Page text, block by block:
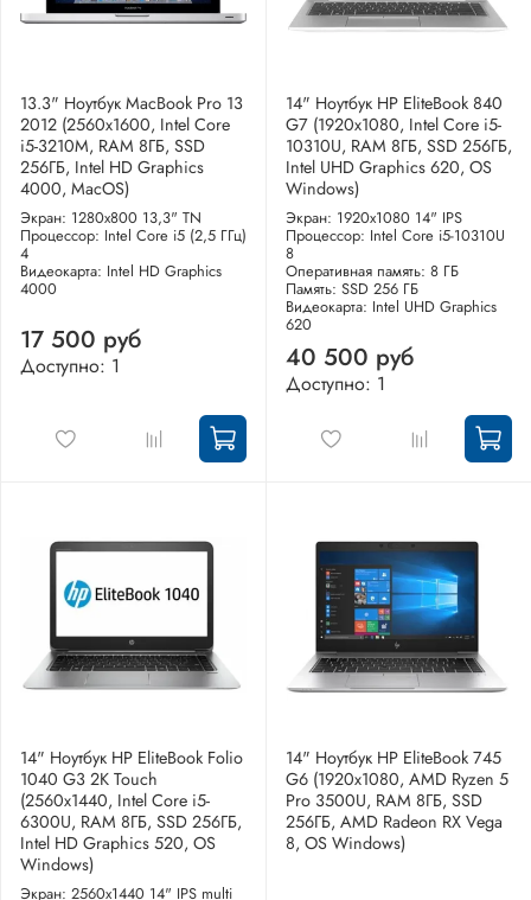
13.3" Ноутбук MacBook Pro 13
2012 (2560x1600, Intel Core
i5-3210M, RAM 8ГБ, SSD
256ГБ, Intel HD Graphics
4000, MacOS)
Экран: 1280x800 13,3" TN
Процессор: Intel Core i5 (2,5 ГГц)
4
Видеокарта: Intel HD Graphics
4000
17 500 руб
Доступно: 1
14" Ноутбук HP EliteBook 840
G7 (1920x1080, Intel Core i5-
10310U, RAM 8ГБ, SSD 256ГБ,
Intel UHD Graphics 620, OS
Windows)
Экран: 1920x1080 14" IPS
Процессор: Intel Core i5-10310U
8
Оперативная память: 8 ГБ
Память: SSD 256 ГБ
Видеокарта: Intel UHD Graphics
620
40 500 руб
Доступно: 1
14" Ноутбук HP EliteBook Folio
1040 G3 2K Touch
(2560x1440, Intel Core i5-
6300U, RAM 8ГБ, SSD 256ГБ,
Intel HD Graphics 520, OS
Windows)
Экран: 2560x1440 14" IPS multi
14" Ноутбук HP EliteBook 745
G6 (1920x1080, AMD Ryzen 5
Pro 3500U, RAM 8ГБ, SSD
256ГБ, AMD Radeon RX Vega
8, OS Windows)